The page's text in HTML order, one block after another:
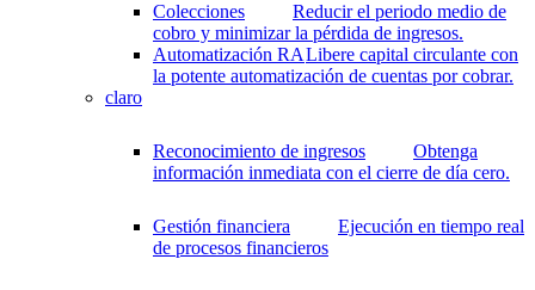
Colecciones
Reducir el periodo medio de
cobro y minimizar la pérdida de ingresos.
Automatización RALibere capital circulante con
la potente automatización de cuentas por cobrar.
claro
Reconocimiento de ingresos
Obtenga
información inmediata con el cierre de día cero.
Gestión financiera
Ejecución en tiempo real
de procesos financieros